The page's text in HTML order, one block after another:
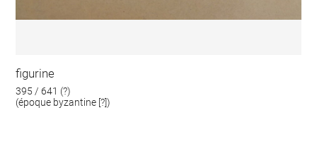
figurine
395 / 641 (?)
(époque byzantine [?])